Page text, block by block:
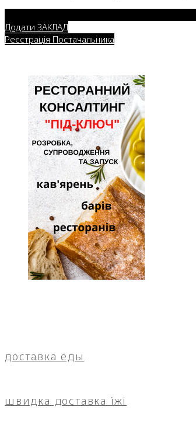
Додати ЗАКЛАД
Реєстрація Постачальника
доставка еды
швидка доставка їжі